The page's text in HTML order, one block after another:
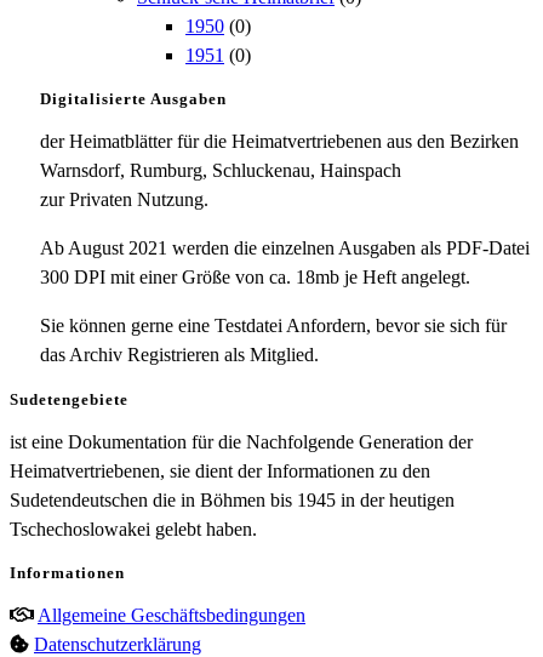
1950 (0)
1951 (0)
Digitalisierte Ausgaben
der Heimatblätter für die Heimatvertriebenen aus den Bezirken
Warnsdorf, Rumburg, Schluckenau, Hainspach
zur Privaten Nutzung.
Ab August 2021 werden die einzelnen Ausgaben als PDF-Datei
300 DPI mit einer Größe von ca. 18mb je Heft angelegt.
Sie können gerne eine Testdatei Anfordern, bevor sie sich für
das Archiv Registrieren als Mitglied.
Sudetengebiete
ist eine Dokumentation für die Nachfolgende Generation der
Heimatvertriebenen, sie dient der Informationen zu den
Sudetendeutschen die in Böhmen bis 1945 in der heutigen
Tschechoslowakei gelebt haben.
Informationen
Allgemeine Geschäftsbedingungen
Datenschutzerklärung